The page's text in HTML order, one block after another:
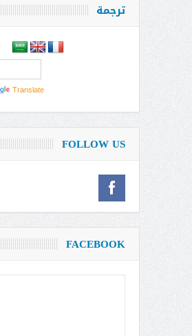
ترجمة
Translate
FOLLOW US
FACEBOOK